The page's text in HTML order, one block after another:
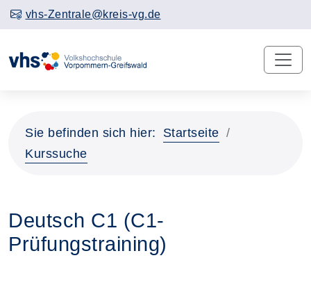
vhs-Zentrale@kreis-vg.de
Sie befinden sich hier:
Startseite
Kurssuche
Deutsch C1 (C1-
Prüfungstraining)